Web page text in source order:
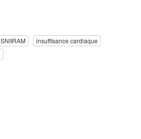
SNIIRAM
insuffisance cardiaque